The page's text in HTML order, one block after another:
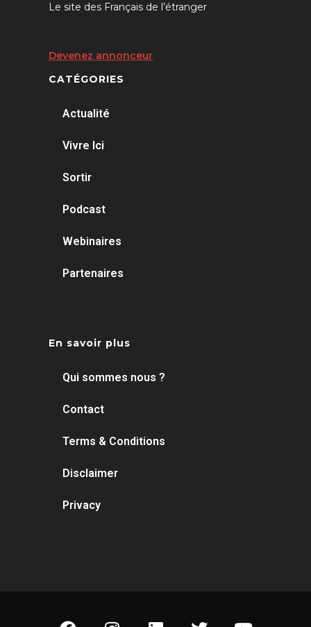
Le site des Français de l’étranger
Devenez annonceur
CATÉGORIES
Actualité
Vivre Ici
Sortir
Podcast
Webinaires
Partenaires
En savoir plus
Qui sommes nous ?
Contact
Terms & Conditions
Disclaimer
Privacy